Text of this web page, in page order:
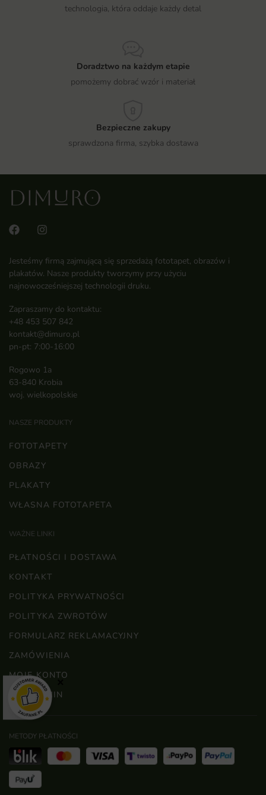
technologia, która oddaje każdy detal
Doradztwo na każdym etapie
pomożemy dobrać wzór i materiał
Bezpieczne zakupy
sprawdzona firma, szybka dostawa
Jesteśmy firmą zajmującą się sprzedażą fototapet, obrazów i
plakatów. Nasze produkty tworzymy przy użyciu
najnowocześniejszej technologii druku.
Zapraszamy do kontaktu:
+48 453 507 842
kontakt@dimuro.pl
pn-pt: 7:00-16:00
Rogowo 1a
63-840 Krobia
woj. wielkopolskie
NASZE PRODUKTY
FOTOTAPETY
OBRAZY
PLAKATY
WŁASNA FOTOTAPETA
WAŻNE LINKI
PŁATNOŚCI I DOSTAWA
KONTAKT
POLITYKA PRYWATNOŚCI
POLITYKA ZWROTÓW
FORMULARZ REKLAMACYJNY
ZAMÓWIENIA
MOJE KONTO
REGULAMIN
METODY PŁATNOŚCI